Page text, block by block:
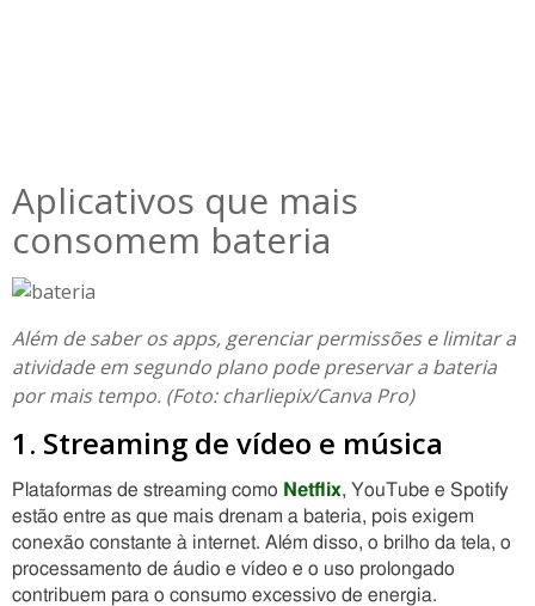
Aplicativos que mais
consomem bateria
Além de saber os apps, gerenciar permissões e limitar a
atividade em segundo plano pode preservar a bateria
por mais tempo. (Foto: charliepix/Canva Pro)
1. Streaming de vídeo e música
Plataformas de streaming como Netflix, YouTube e Spotify
estão entre as que mais drenam a bateria, pois exigem
conexão constante à internet. Além disso, o brilho da tela, o
processamento de áudio e vídeo e o uso prolongado
contribuem para o consumo excessivo de energia.